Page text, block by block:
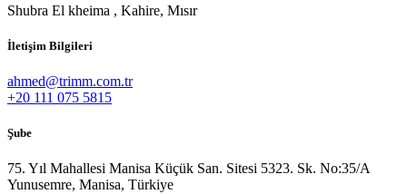
Shubra El kheima , Kahire, Mısır
İletişim Bilgileri
ahmed@trimm.com.tr
+20 111 075 5815
Şube
75. Yıl Mahallesi Manisa Küçük San. Sitesi 5323. Sk. No:35/A
Yunusemre, Manisa, Türkiye